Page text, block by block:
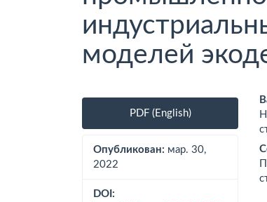
моделей
Боковая
панель
статьи
PDF (English)
Опубликован: мар. 30,
2022
DOI: